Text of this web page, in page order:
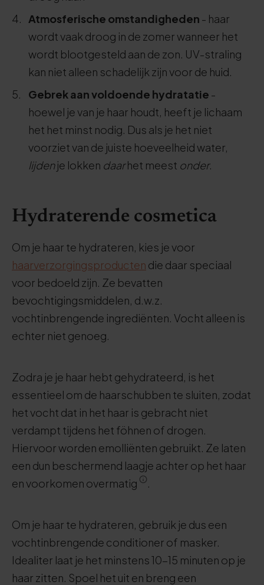
Atmosferische omstandigheden - haar
wordt vaak droog in de zomer wanneer het
wordt blootgesteld aan de zon. UV-straling
kan niet alleen schadelijk zijn voor de huid.
Gebrek aan voldoende hydratatie -
hoewel je van je haar houdt, heeft je lichaam
het het minst nodig. Dus als je het niet
voorziet van de juiste hoeveelheid water,
lijdenje lokken daarhet meest onder.
Hydraterende cosmetica
Om je haar te hydrateren, kies je voor
haarverzorgingsproducten die daar speciaal
voor bedoeld zijn. Ze bevatten
bevochtigingsmiddelen, d.w.z.
vochtinbrengende ingrediënten. Vocht alleen is
echter niet genoeg.
Zodra je je haar hebt gehydrateerd, is het
essentieel om de haarschubben te sluiten, zodat
het vocht dat in het haar is gebracht niet
verdampt tijdens het föhnen of drogen.
Hiervoor worden emolliënten gebruikt. Ze laten
een dun beschermend laagje achter op het haar
en voorkomen overmatig
.
Om je haar te hydrateren, gebruik je dus een
vochtinbrengende conditioner of masker.
Idealiter laat je het minstens 10-15 minuten op je
haar zitten. Spoel het uit en breng een